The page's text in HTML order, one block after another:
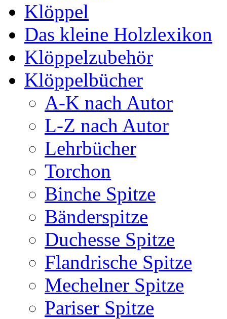
Klöppel
Das kleine Holzlexikon
Klöppelzubehör
Klöppelbücher
A-K nach Autor
L-Z nach Autor
Lehrbücher
Torchon
Binche Spitze
Bänderspitze
Duchesse Spitze
Flandrische Spitze
Mechelner Spitze
Pariser Spitze